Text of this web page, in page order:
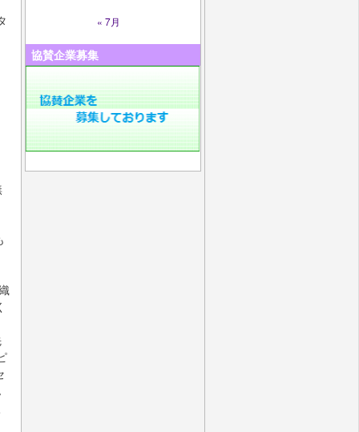
« 7月
協賛企業募集